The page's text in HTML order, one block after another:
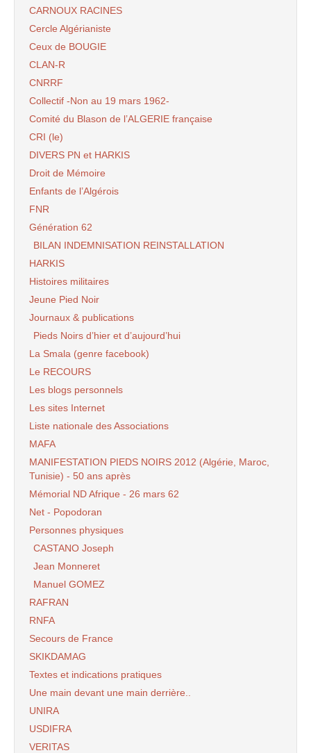
CARNOUX RACINES
Cercle Algérianiste
Ceux de BOUGIE
CLAN-R
CNRRF
Collectif -Non au 19 mars 1962-
Comité du Blason de l’ALGERIE française
CRI (le)
DIVERS PN et HARKIS
Droit de Mémoire
Enfants de l’Algérois
FNR
Génération 62
BILAN INDEMNISATION REINSTALLATION
HARKIS
Histoires militaires
Jeune Pied Noir
Journaux & publications
Pieds Noirs d’hier et d’aujourd’hui
La Smala (genre facebook)
Le RECOURS
Les blogs personnels
Les sites Internet
Liste nationale des Associations
MAFA
MANIFESTATION PIEDS NOIRS 2012 (Algérie, Maroc,
Tunisie) - 50 ans après
Mémorial ND Afrique - 26 mars 62
Net - Popodoran
Personnes physiques
CASTANO Joseph
Jean Monneret
Manuel GOMEZ
RAFRAN
RNFA
Secours de France
SKIKDAMAG
Textes et indications pratiques
Une main devant une main derrière..
UNIRA
USDIFRA
VERITAS